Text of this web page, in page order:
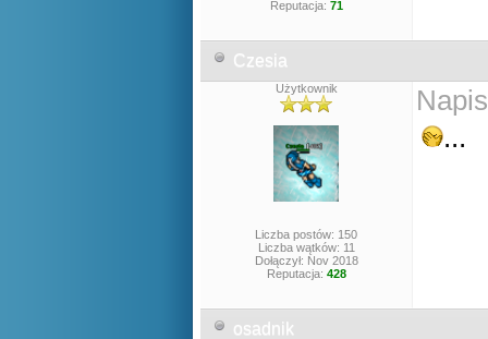
Reputacja: 71
Czesia
Użytkownik
Liczba postów: 150
Liczba wątków: 11
Dołączył: Nov 2018
Reputacja: 428
...
osadnik